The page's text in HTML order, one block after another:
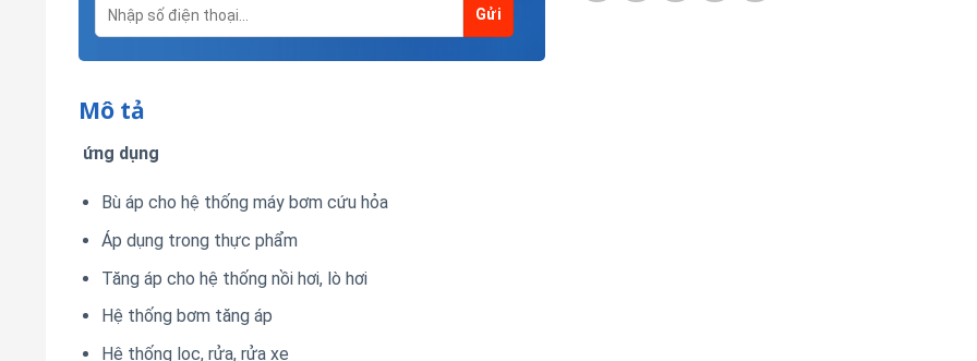
Mô tả
ứng dụng
Bù áp cho hệ thống máy bơm cứu hỏa
Áp dụng trong thực phẩm
Tăng áp cho hệ thống nồi hơi, lò hơi
Hệ thống bơm tăng áp
Hệ thống lọc, rửa, rửa xe